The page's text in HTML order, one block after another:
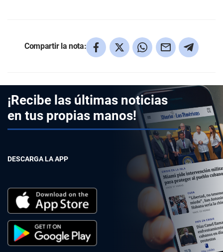
Compartir la nota:
¡Recibe las últimas noticias
en tus propias manos!
DESCARGA LA APP